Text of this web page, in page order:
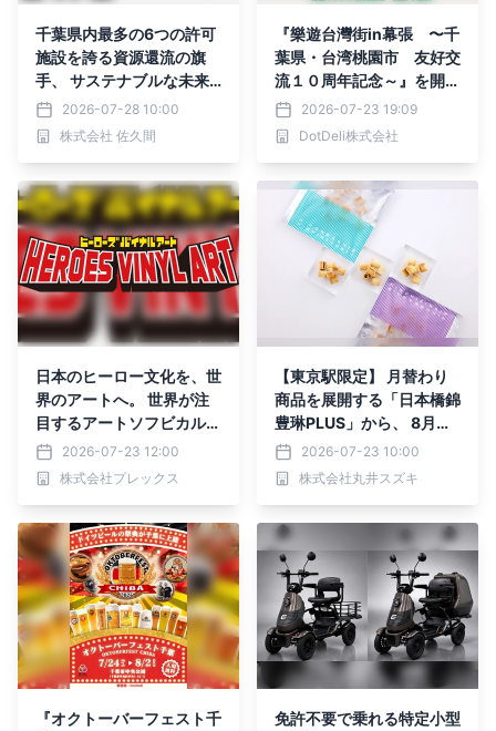
千葉県内最多の6つの許可
施設を誇る資源還流の旗
手、 サステナブルな未来
を創る新職種『エコReマ
スター』の 採用枠を拡大
開始！
2026-07-28 10:00
株式会社 佐久間
『樂遊台灣街in幕張 〜千
葉県・台湾桃園市 友好交
流１０周年記念～』を開
催！2026-07-23 19:09
DotDeli株式会社
日本のヒーロー文化を、世
界のアートへ。 世界が注
目するアートソフビカルチ
ャーから生まれた 「HERO
ES VINYL ART」が始動
2026-07-23 12:00
株式会社プレックス
【東京駅限定】 月替わり
商品を展開する「日本橋錦
豊琳PLUS」から、 8月限
定『okaki+ あんバター』
が新登場！
2026-07-23 10:00
株式会社丸井スズキ
『オクトーバーフェスト千
免許不要で乗れる特定小型